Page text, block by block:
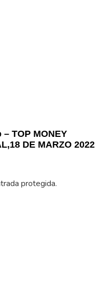
TOP MONEY
DE MARZO 2022
protegida.